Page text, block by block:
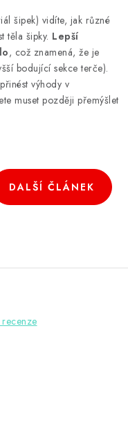
šipek) vidíte, jak různé
těla šipky. Lepší
, což znamená, že je
bodující sekce terče).
výhody v
muset později přemýšlet
DALŠÍ ČLÁNEK